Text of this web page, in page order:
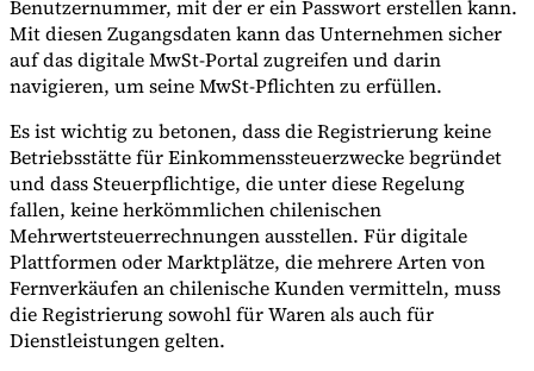
Benutzernummer, mit der er ein Passwort erstellen kann.
Mit diesen Zugangsdaten kann das Unternehmen sicher
auf das digitale MwSt-Portal zugreifen und darin
navigieren, um seine MwSt-Pflichten zu erfüllen.
Es ist wichtig zu betonen, dass die Registrierung keine
Betriebsstätte für Einkommenssteuerzwecke begründet
und dass Steuerpflichtige, die unter diese Regelung
fallen, keine herkömmlichen chilenischen
Mehrwertsteuerrechnungen ausstellen. Für digitale
Plattformen oder Marktplätze, die mehrere Arten von
Fernverkäufen an chilenische Kunden vermitteln, muss
die Registrierung sowohl für Waren als auch für
Dienstleistungen gelten.